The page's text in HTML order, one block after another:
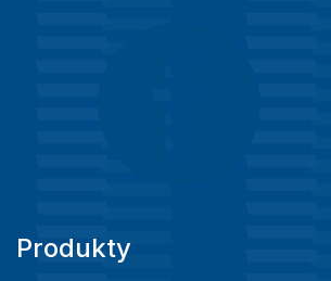
Produkty